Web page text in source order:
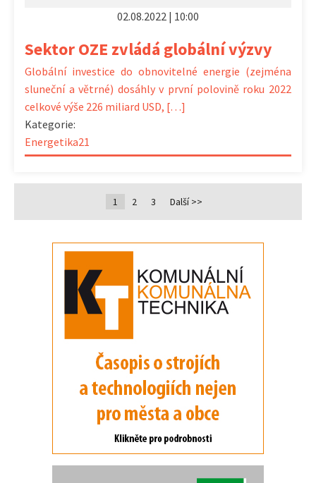
02.08.2022 | 10:00
Sektor OZE zvládá globální výzvy
Globální investice do obnovitelné energie (zejména
sluneční a větrné) dosáhly v první polovině roku 2022
celkové výše 226 miliard USD, […]
Kategorie:
Energetika21
1 2 3 Další >>